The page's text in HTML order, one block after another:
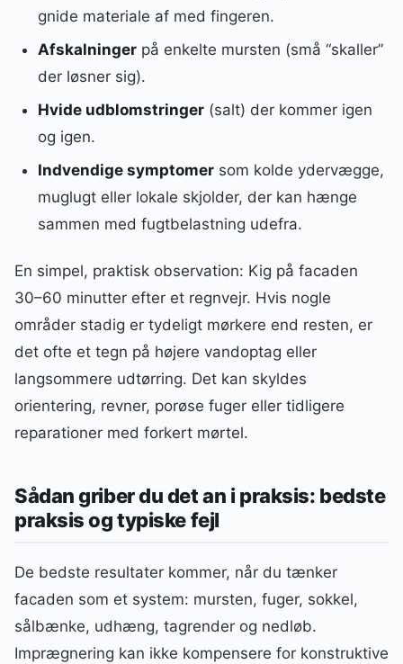
gnide materiale af med fingeren.
Afskalningerpå enkelte mursten (små “skaller”
der løsner sig).
Hvide udblomstringer(salt) der kommer igen
og igen.
Indvendige symptomersom kolde ydervægge,
muglugt eller lokale skjolder, der kan hænge
sammen med fugtbelastning udefra.
En simpel, praktisk observation: Kig på facaden
30–60 minutter efter et regnvejr. Hvis nogle
områder stadig er tydeligt mørkere end resten, er
det ofte et tegn på højere vandoptag eller
langsommere udtørring. Det kan skyldes
orientering, revner, porøse fuger eller tidligere
reparationer med forkert mørtel.
Sådan griber du det an i praksis: bedste
praksis og typiske fejl
De bedste resultater kommer, når du tænker
facaden som et system: mursten, fuger, sokkel,
sålbænke, udhæng, tagrender og nedløb.
Imprægnering kan ikke kompensere for konstruktive